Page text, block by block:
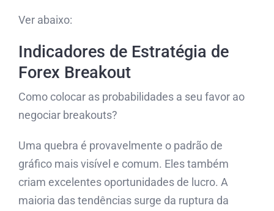
Ver abaixo:
Indicadores de Estratégia de
Forex Breakout
Como colocar as probabilidades a seu favor ao
negociar breakouts?
Uma quebra é provavelmente o padrão de
gráfico mais visível e comum. Eles também
criam excelentes oportunidades de lucro. A
maioria das tendências surge da ruptura da